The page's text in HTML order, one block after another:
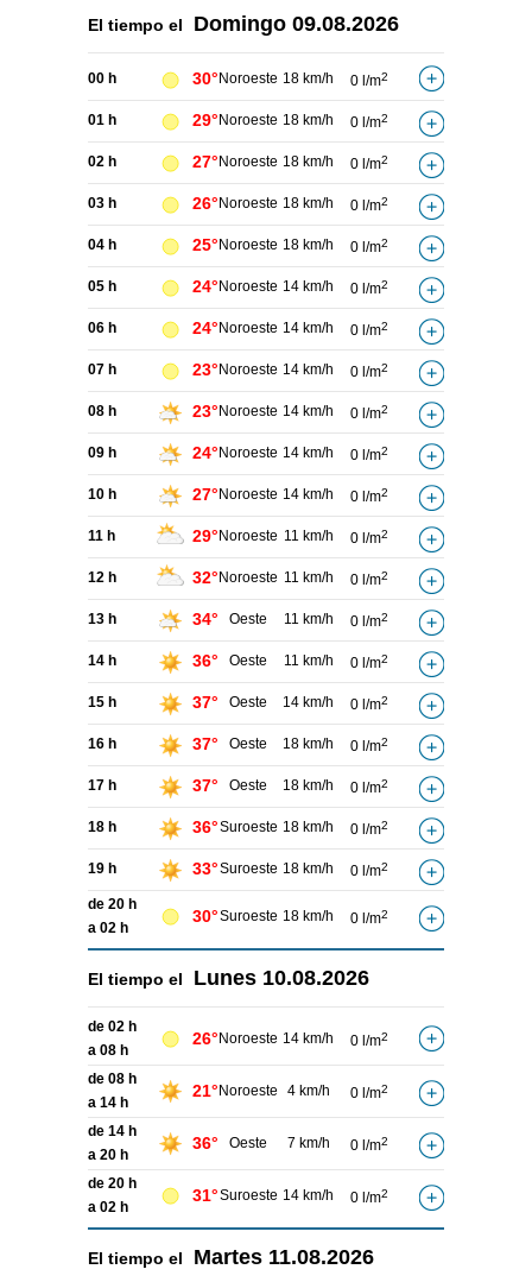
El tiempo el Domingo 09.08.2026
00 h 30° Noroeste 18 km/h 0 l/m2
01 h 29° Noroeste 18 km/h 0 l/m2
02 h 27° Noroeste 18 km/h 0 l/m2
03 h 26° Noroeste 18 km/h 0 l/m2
04 h 25° Noroeste 18 km/h 0 l/m2
05 h 24° Noroeste 14 km/h 0 l/m2
06 h 24° Noroeste 14 km/h 0 l/m2
07 h 23° Noroeste 14 km/h 0 l/m2
08 h 23° Noroeste 14 km/h 0 l/m2
09 h 24° Noroeste 14 km/h 0 l/m2
10 h 27° Noroeste 14 km/h 0 l/m2
11 h 29° Noroeste 11 km/h 0 l/m2
12 h 32° Noroeste 11 km/h 0 l/m2
13 h 34° Oeste 11 km/h 0 l/m2
14 h 36° Oeste 11 km/h 0 l/m2
15 h 37° Oeste 14 km/h 0 l/m2
16 h 37° Oeste 18 km/h 0 l/m2
17 h 37° Oeste 18 km/h 0 l/m2
18 h 36°Suroeste 18 km/h 0 l/m2
19 h 33°Suroeste 18 km/h 0 l/m2
de 20 h
a 02 h
30°Suroeste 18 km/h 0 l/m2
El tiempo el Lunes 10.08.2026
de 02 h
a 08 h
26° Noroeste 14 km/h 0 l/m2
de 08 h
a 14 h
21° Noroeste 4 km/h 0 l/m2
de 14 h
a 20 h
36° Oeste 7 km/h 0 l/m2
de 20 h
a 02 h
31°Suroeste 14 km/h 0 l/m2
El tiempo el Martes 11.08.2026